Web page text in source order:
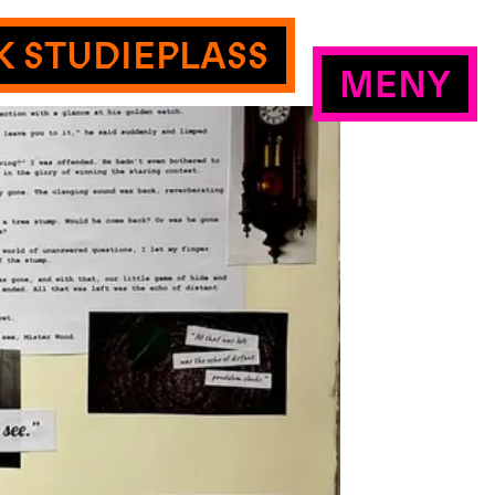
STUDIEPLASS
MENY